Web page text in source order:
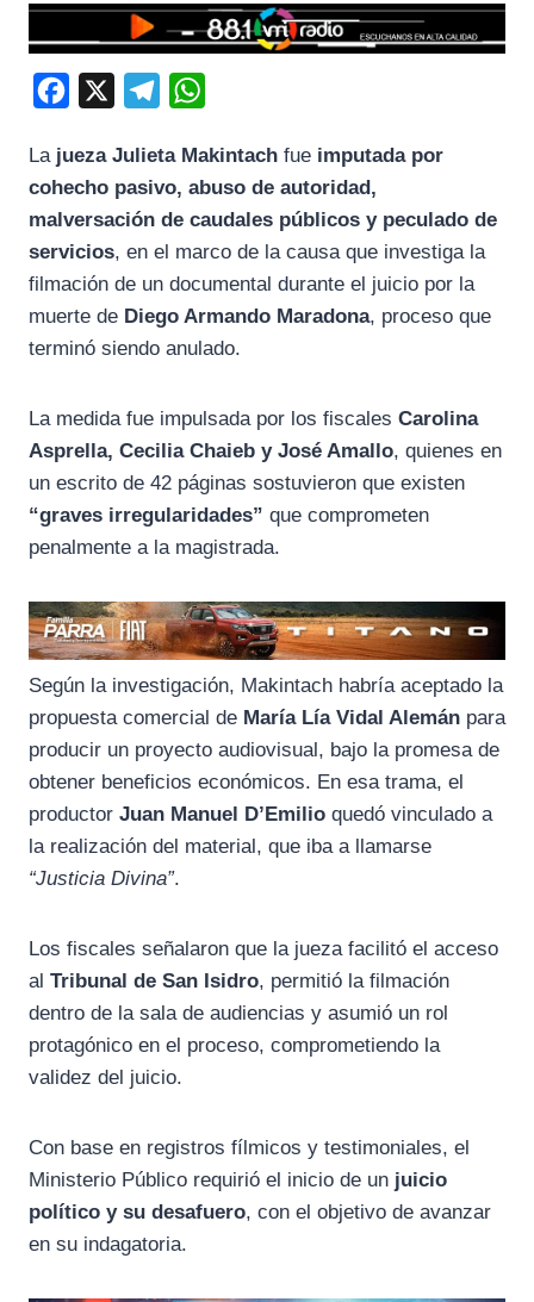
c
e
b
k
l
e
g
m
a
t
s
p
La jueza Julieta Makintach fue imputada por
cohecho pasivo, abuso de autoridad,
malversación de caudales públicos y peculado de
servicios, en el marco de la causa que investiga la
filmación de un documental durante el juicio por la
muerte de Diego Armando Maradona, proceso que
terminó siendo anulado.
La medida fue impulsada por los fiscales Carolina
Asprella, Cecilia Chaieb y José Amallo, quienes en
un escrito de 42 páginas sostuvieron que existen
“graves irregularidades” que comprometen
penalmente a la magistrada.
Según la investigación, Makintach habría aceptado la
propuesta comercial de María Lía Vidal Alemán para
producir un proyecto audiovisual, bajo la promesa de
obtener beneficios económicos. En esa trama, el
productor Juan Manuel D’Emilio quedó vinculado a
la realización del material, que iba a llamarse
“Justicia Divina”.
Los fiscales señalaron que la jueza facilitó el acceso
al Tribunal de San Isidro, permitió la filmación
dentro de la sala de audiencias y asumió un rol
protagónico en el proceso, comprometiendo la
validez del juicio.
Con base en registros fílmicos y testimoniales, el
Ministerio Público requirió el inicio de un juicio
político y su desafuero, con el objetivo de avanzar
en su indagatoria.